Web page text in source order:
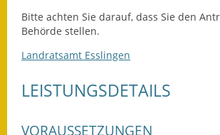
Bitte achten Sie darauf, dass Sie den
Behörde stellen.
Landratsamt Esslingen
LEISTUNGSDETAILS
VORAUSSETZUNGEN